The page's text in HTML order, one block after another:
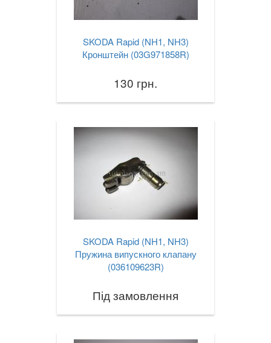
SKODA Rapid (NH1, NH3)
Кронштейн (03G971858R)
130 грн.
SKODA Rapid (NH1, NH3)
Пружина випускного клапану
(036109623R)
Під замовлення